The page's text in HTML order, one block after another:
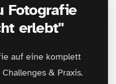
Fotografie
erlebt"
auf eine komplett
& Praxis.